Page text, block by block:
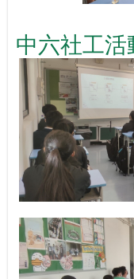
中六社工活